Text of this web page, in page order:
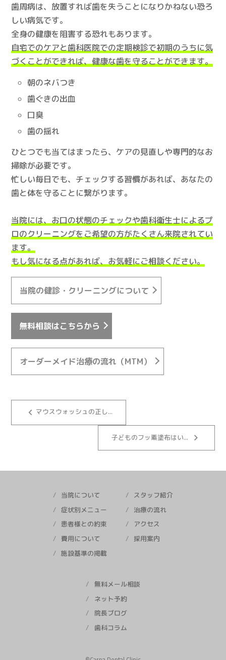
歯周病は、放置すれば歯を失うことになりかねない恐ろ
しい病気です。
全身の健康を阻害する恐れもあります。
自宅でのケアと歯科医院での定期検診で初期のうちに気
づくことができれば、健康な歯を守ることができます。
朝のネバつき
歯ぐきの出血
口臭
歯の揺れ
ひとつでも当てはまったら、ケアの見直しや専門的なお
掃除が必要です。
忙しい毎日でも、チェックする習慣があれば、あなたの
歯と体を守ることに繋がります。
当院には、お口の状態のチェックや歯科衛生士によるプ
ロのクリーニングをご希望の方がたくさん来院されてい
ます。
もし気になる点があれば、お気軽にご相談ください。
当院の健診・クリーニングについて
無料相談はこちらから
オーダーメイド治療の流れ（MTM）
keyboard_arrow_left マウスウォッシュの正し...
子どものフッ素塗布はい... keyboard_arrow_right
当院について
症状別メニュー
患者様との約束
費用について
施設基準の掲載
スタッフ紹介
治療の流れ
アクセス
採用案内
無料メール相談
ネット予約
院長ブログ
歯科コラム